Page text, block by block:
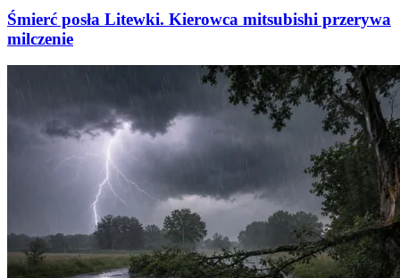
Śmierć posła Litewki. Kierowca mitsubishi przerywa
milczenie